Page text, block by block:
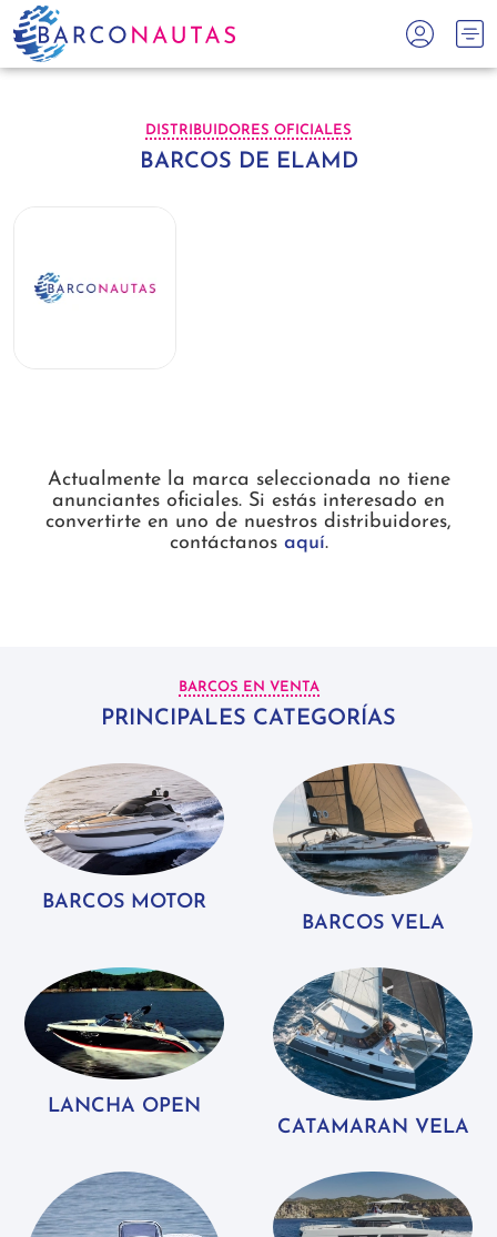
DISTRIBUIDORES OFICIALES
BARCOS DE ELAMD
Actualmente la marca seleccionada no tiene
anunciantes oficiales. Si estás interesado en
convertirte en uno de nuestros distribuidores,
contáctanos aquí.
BARCOS EN VENTA
PRINCIPALES CATEGORÍAS
BARCOS MOTOR
BARCOS VELA
LANCHA OPEN
CATAMARAN VELA